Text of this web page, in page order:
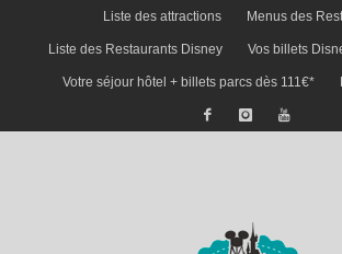
Liste des attractions Menus des
Liste des Restaurants Disney Vos billets
Votre séjour hôtel + billets parcs dès 111€*